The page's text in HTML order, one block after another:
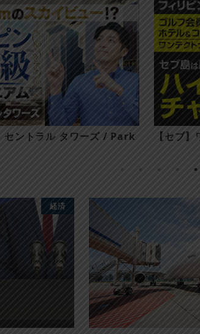
セントラル タワーズ / Park
【セブ
経済